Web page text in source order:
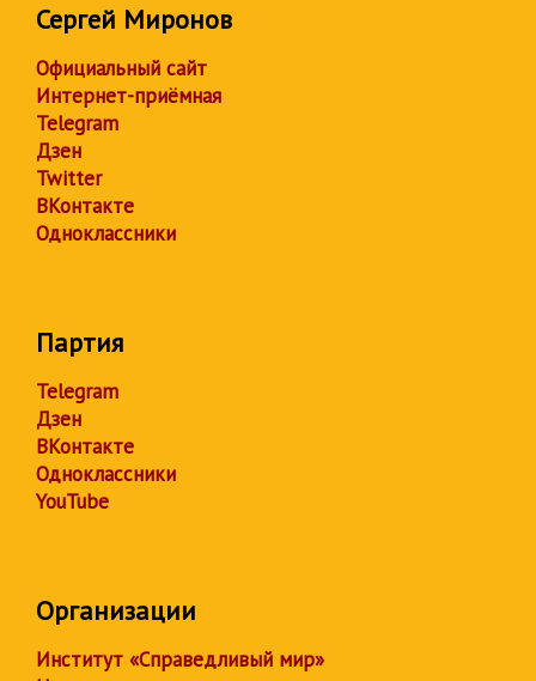
Сергей Миронов
Официальный сайт
Интернет-приёмная
Telegram
Дзен
Twitter
ВКонтакте
Одноклассники
Партия
Telegram
Дзен
ВКонтакте
Одноклассники
YouTube
Организации
Институт «Справедливый мир»